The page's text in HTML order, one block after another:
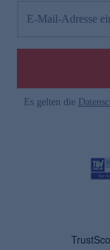
E-Mail-Adresse
Es gelten die